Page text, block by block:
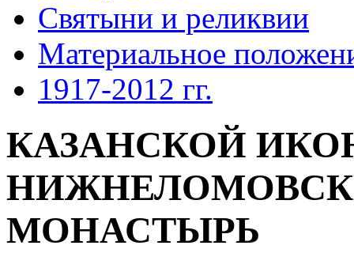
Святыни и реликвии
Материальное
1917-2012 гг.
КАЗАНСКОЙ
МОНАСТЫРЬ